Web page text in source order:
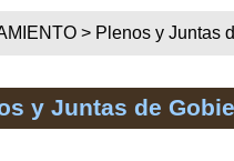
> Plenos y Juntas
y Juntas de